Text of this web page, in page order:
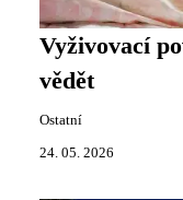
Vyživovací
vědět
Ostatní
24. 05. 2026